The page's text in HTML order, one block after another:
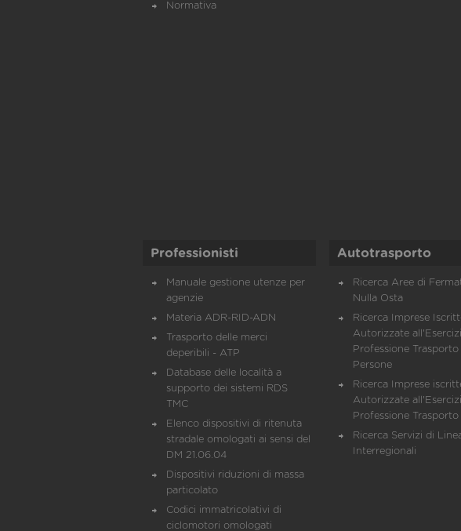
Normativa
Professionisti
Manuale gestione utenze per
agenzie
Materia ADR-RID-ADN
Trasporto delle merci
deperibili - ATP
Database delle località a
supporto dei sistemi RDS
TMC
Elenco dispositivi di ritenuta
stradale omologati ai sensi del
DM 21.06.04
Dispositivi riduzioni di massa
particolato
Codici immatricolativi di
ciclomotori omologati
Autotrasporto
Ricerca Aree di
Nulla Osta
Ricerca Imprese
Autorizzate
Professione Trasporto
Persone
Ricerca Imprese
Autorizzate
Professione Trasporto
Ricerca Servizi di
Interregionali